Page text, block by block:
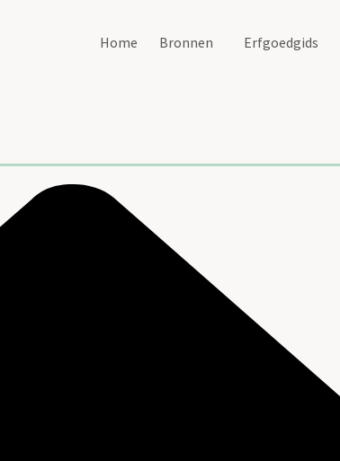
Home Bronnen Erfgoedgids